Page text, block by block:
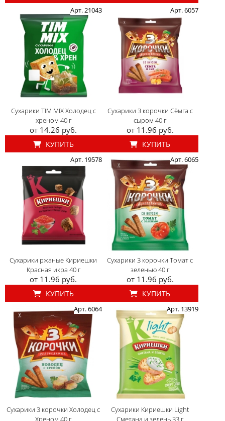
Арт. 21043
Сухарики TIM MIX Холодец с
хреном 40 г
от 14.26 руб.
КУПИТЬ
Арт. 6057
Сухарики 3 корочки Сёмга с
сыром 40 г
от 11.96 руб.
КУПИТЬ
Арт. 19578
Сухарики ржаные Кириешки
Красная икра 40 г
от 11.96 руб.
КУПИТЬ
Арт. 6065
Сухарики 3 корочки Томат с
зеленью 40 г
от 11.96 руб.
КУПИТЬ
Арт. 6064
Сухарики 3 корочки Холодец c
Хреном 40 г
Арт. 13919
Сухарики Кириешки Light
Сметана и зелень 33 г